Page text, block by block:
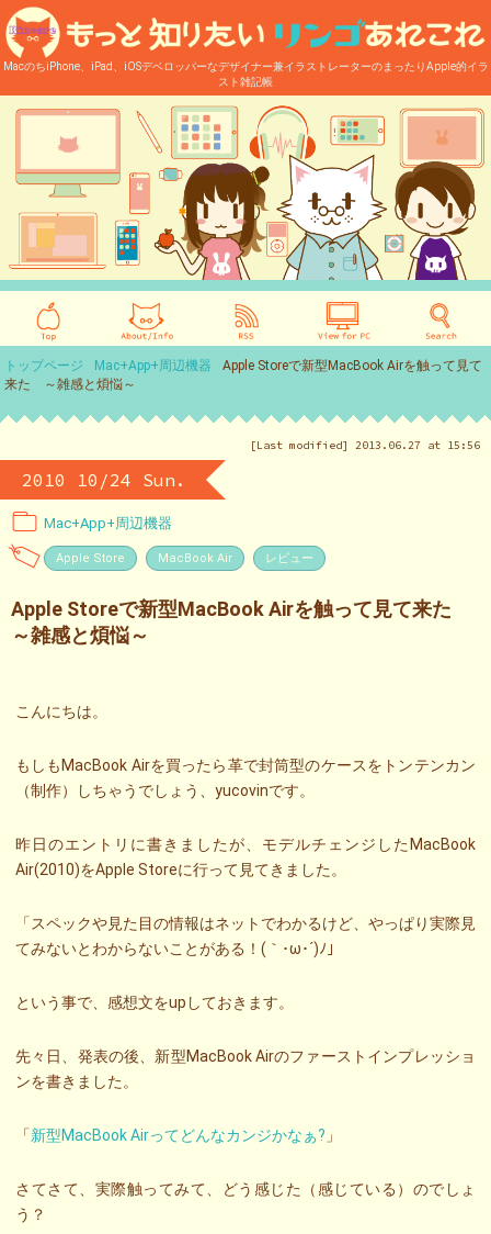
MacのちiPhone、iPad、iOSデベロッパーなデザイナー兼イラストレーターのまったりApple的イラ
スト雑記帳
トップページ Mac+App+周辺機器
Apple Storeで新型MacBook Airを触って見て
来た ～雑感と煩悩～
[Last modified] 2013.06.27 at 15:56
2010 10/24 Sun.
Mac+App+周辺機器
Apple Store MacBook Air レビュー
Apple Storeで新型MacBook Airを触って見て来た
～雑感と煩悩～
こんにちは。
もしもMacBook Airを買ったら革で封筒型のケースをトンテンカン
（制作）しちゃうでしょう、yucovinです。
昨日のエントリに書きましたが、モデルチェンジしたMacBook
Air(2010)をApple Storeに行って見てきました。
「スペックや見た目の情報はネットでわかるけど、やっぱり実際見
てみないとわからないことがある！(｀･ω･´)ﾉ」
という事で、感想文をupしておきます。
先々日、発表の後、新型MacBook Airのファーストインプレッショ
ンを書きました。
「新型MacBook Airってどんなカンジかなぁ? 」
さてさて、実際触ってみて、どう感じた（感じている）のでしょ
う？